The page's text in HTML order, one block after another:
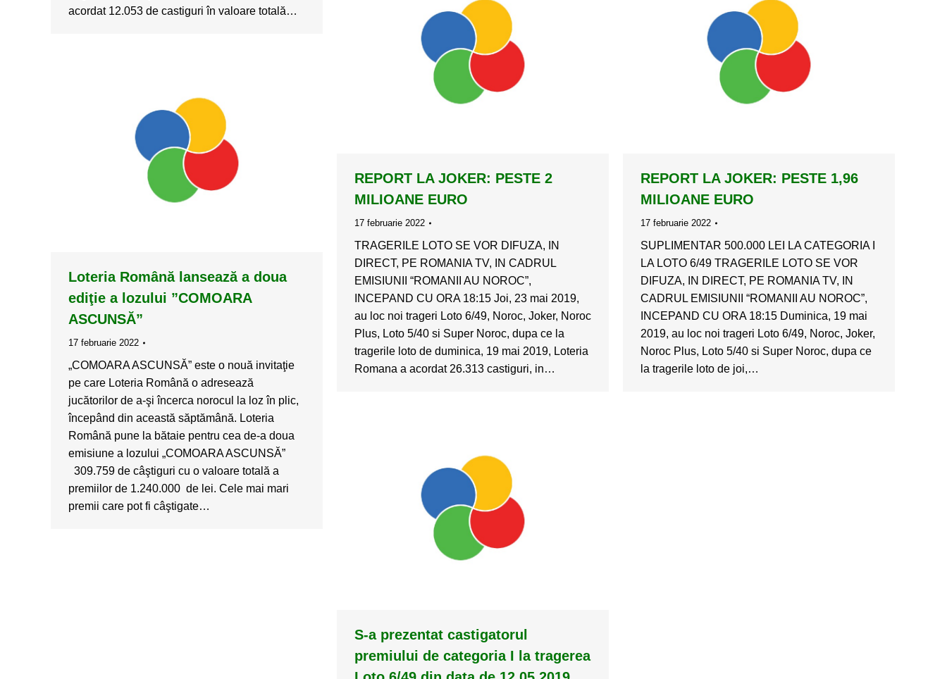
acordat 12.053 de castiguri în valoare totală…
REPORT LA JOKER: PESTE 2
MILIOANE EURO
17 februarie 2022
TRAGERILE LOTO SE VOR DIFUZA, IN
DIRECT, PE ROMANIA TV, IN CADRUL
EMISIUNII “ROMANII AU NOROC”,
INCEPAND CU ORA 18:15 Joi, 23 mai 2019,
au loc noi trageri Loto 6/49, Noroc, Joker, Noroc
Plus, Loto 5/40 si Super Noroc, dupa ce la
tragerile loto de duminica, 19 mai 2019, Loteria
Romana a acordat 26.313 castiguri, in…
REPORT LA JOKER: PESTE 1,96
MILIOANE EURO
17 februarie 2022
SUPLIMENTAR 500.000 LEI LA CATEGORIA I
LA LOTO 6/49 TRAGERILE LOTO SE VOR
DIFUZA, IN DIRECT, PE ROMANIA TV, IN
CADRUL EMISIUNII “ROMANII AU NOROC”,
INCEPAND CU ORA 18:15 Duminica, 19 mai
2019, au loc noi trageri Loto 6/49, Noroc, Joker,
Noroc Plus, Loto 5/40 si Super Noroc, dupa ce
la tragerile loto de joi,…
Loteria Română lansează a doua
ediţie a lozului ”COMOARA
ASCUNSĂ”
17 februarie 2022
„COMOARA ASCUNSĂ” este o nouă invitaţie
pe care Loteria Română o adresează
jucătorilor de a-şi încerca norocul la loz în plic,
începând din această săptămână. Loteria
Română pune la bătaie pentru cea de-a doua
emisiune a lozului „COMOARA ASCUNSĂ”
309.759 de câştiguri cu o valoare totală a
premiilor de 1.240.000 de lei. Cele mai mari
premii care pot fi câştigate…
S-a prezentat castigatorul
premiului de categoria I la tragerea